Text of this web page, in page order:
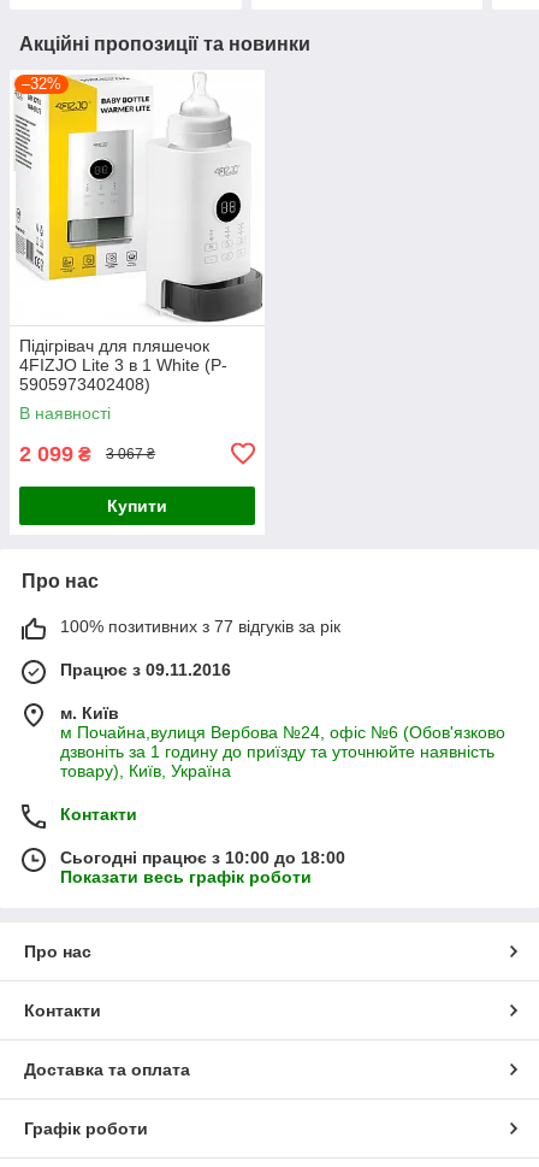
Акційні пропозиції та новинки
–32%
Підігрівач для пляшечок
4FIZJO Lite 3 в 1 White (P-
5905973402408)
В наявності
2 099 ₴ 3 067 ₴
Купити
Про нас
100% позитивних з 77 відгуків за рік
Працює з 09.11.2016
м. Київ
м Почайна,вулиця Вербова №24, офіс №6 (Обов'язково
дзвоніть за 1 годину до приїзду та уточнюйте наявність
товару), Київ, Україна
Контакти
Сьогодні працює з 10:00 до 18:00
Показати весь графік роботи
Про нас
Контакти
Доставка та оплата
Графік роботи